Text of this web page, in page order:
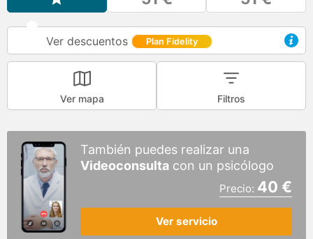
Ver descuentos Plan Fidelity
Ver mapa Filtros
También puedes realizar una
Videoconsulta con un psicólogo
Precio: 40 €
Ver servicio